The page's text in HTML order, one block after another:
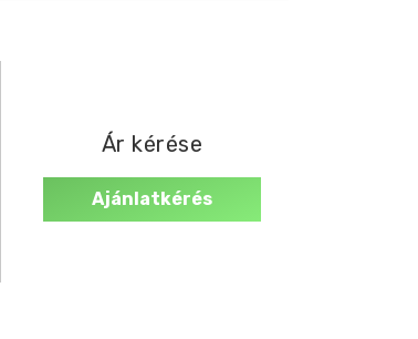
Ár kérése
Ajánlatkérés